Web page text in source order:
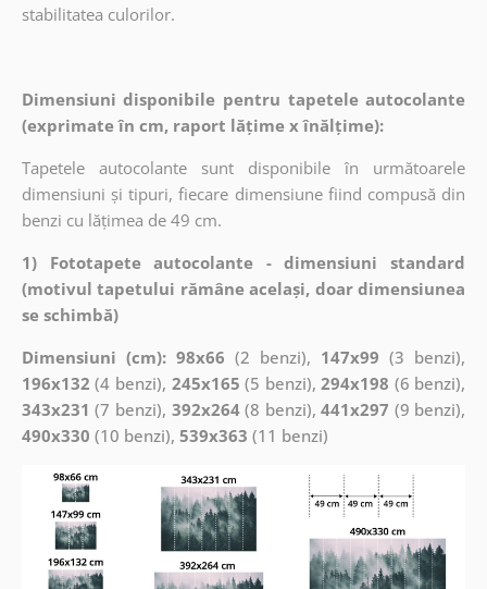
stabilitatea culorilor.
Dimensiuni disponibile pentru tapetele autocolante
(exprimate în cm, raport lățime x înălțime):
Tapetele autocolante sunt disponibile în următoarele
dimensiuni și tipuri, fiecare dimensiune fiind compusă din
benzi cu lățimea de 49 cm.
1) Fototapete autocolante - dimensiuni standard
(motivul tapetului rămâne același, doar dimensiunea
se schimbă)
Dimensiuni (cm): 98x66 (2 benzi), 147x99 (3 benzi),
196x132 (4 benzi), 245x165 (5 benzi),294x198 (6 benzi),
343x231 (7 benzi), 392x264(8 benzi),441x297 (9 benzi),
490x330 (10 benzi), 539x363 (11 benzi)